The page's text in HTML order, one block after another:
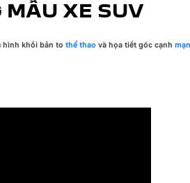
MẪU XE SUV
hình khối bản to thể thaovà họa tiết góc cạnh